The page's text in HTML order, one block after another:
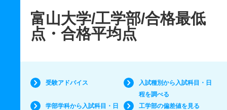
富山大学/工学部/合格最低
点・合格平均点
受験アドバイス
入試種別から入試科目・日
程を調べる
学部学科から入試科目・日
工学部の偏差値を見る